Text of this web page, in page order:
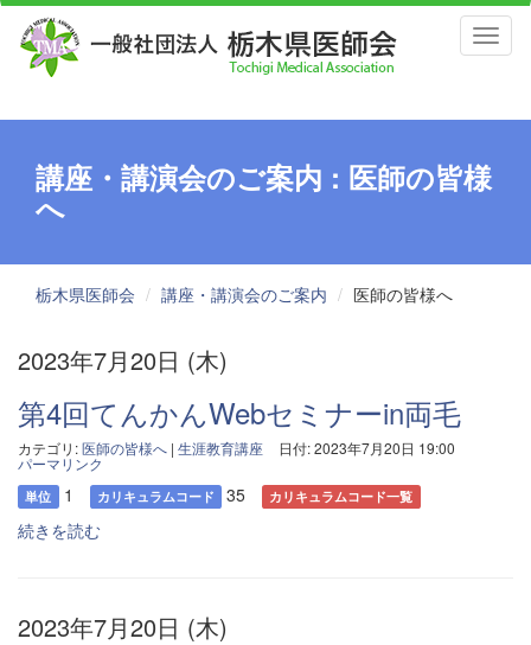
講座・講演会のご案内 : 医師の皆様
へ
栃木県医師会 講座・講演会のご案内 医師の皆様へ
2023年7月20日 (木)
第4回てんかんWebセミナーin両毛
カテゴリ:医師の皆様へ | 生涯教育講座 日付: 2023年7月20日 19:00
パーマリンク
単位 1 カリキュラムコード 35 カリキュラムコード一覧
続きを読む
2023年7月20日 (木)